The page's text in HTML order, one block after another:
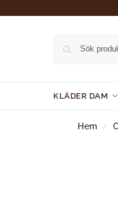
KLÄDER DAM
Hem /